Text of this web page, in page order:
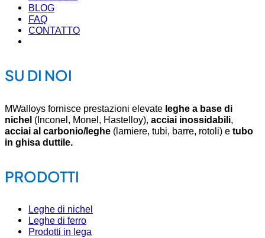
BLOG
FAQ
CONTATTO
SU DI NOI
MWalloys fornisce prestazioni elevate leghe a base di
nichel (Inconel, Monel, Hastelloy), acciai inossidabili,
acciai al carbonio/leghe (lamiere, tubi, barre, rotoli) e tubo
in ghisa duttile.
PRODOTTI
Leghe di nichel
Leghe di ferro
Prodotti in lega